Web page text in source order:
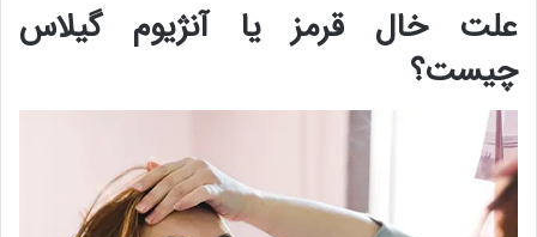
علت خال قرمز یا آنژیوم گیلاس
چیست؟